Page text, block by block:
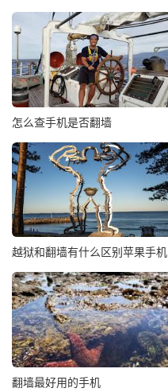
怎么查手机是否翻墙
越狱和翻墙有什么区别苹果手机
翻墙最好用的手机